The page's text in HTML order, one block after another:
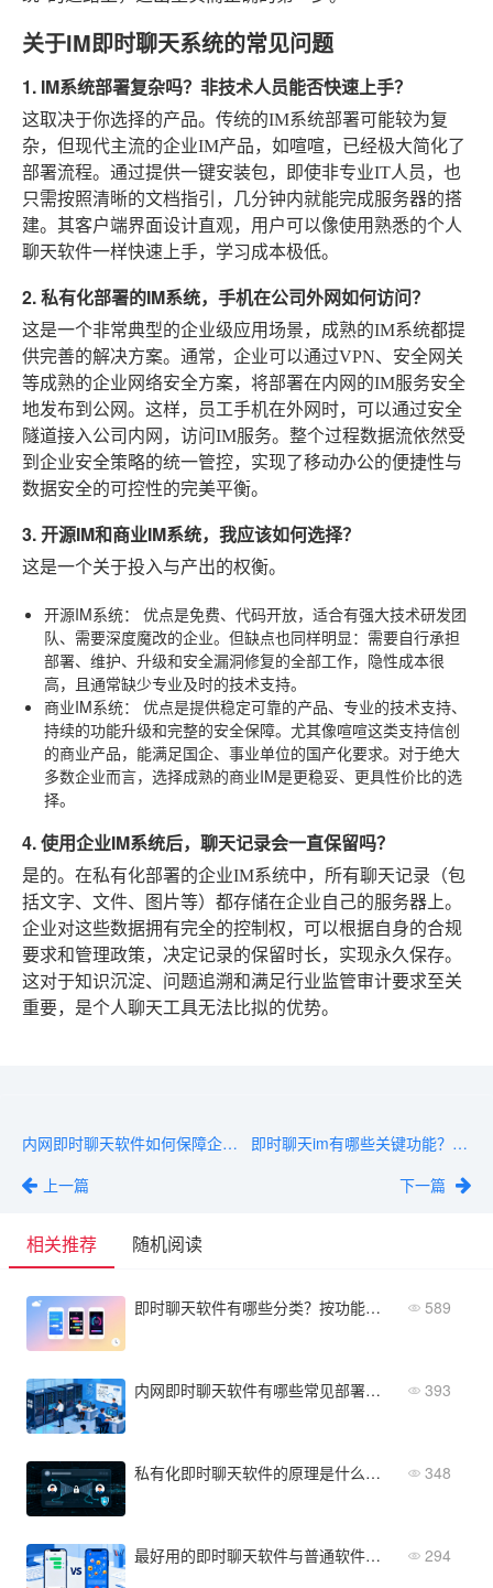
关于IM即时聊天系统的常见问题
1. IM系统部署复杂吗？非技术人员能否快速上手？
这取决于你选择的产品。传统的IM系统部署可能较为复
杂，但现代主流的企业IM产品，如喧喧，已经极大简化了
部署流程。通过提供一键安装包，即使非专业IT人员，也
只需按照清晰的文档指引，几分钟内就能完成服务器的搭
建。其客户端界面设计直观，用户可以像使用熟悉的个人
聊天软件一样快速上手，学习成本极低。
2. 私有化部署的IM系统，手机在公司外网如何访问？
这是一个非常典型的企业级应用场景，成熟的IM系统都提
供完善的解决方案。通常，企业可以通过VPN、安全网关
等成熟的企业网络安全方案，将部署在内网的IM服务安全
地发布到公网。这样，员工手机在外网时，可以通过安全
隧道接入公司内网，访问IM服务。整个过程数据流依然受
到企业安全策略的统一管控，实现了移动办公的便捷性与
数据安全的可控性的完美平衡。
3. 开源IM和商业IM系统，我应该如何选择？
这是一个关于投入与产出的权衡。
开源IM系统：
优点是免费、代码开放，适合有强大技术研发团
队、需要深度魔改的企业。但缺点也同样明显：需要自行承担
部署、维护、升级和安全漏洞修复的全部工作，隐性成本很
高，且通常缺少专业及时的技术支持。
商业IM系统：
优点是提供稳定可靠的产品、专业的技术支持、
持续的功能升级和完整的安全保障。尤其像喧喧这类支持信创
的商业产品，能满足国企、事业单位的国产化要求。对于绝大
多数企业而言，选择成熟的商业IM是更稳妥、更具性价比的选
择。
4. 使用企业IM系统后，聊天记录会一直保留吗？
是的。在私有化部署的企业IM系统中，所有聊天记录（包
括文字、文件、图片等）都存储在企业自己的服务器上。
企业对这些数据拥有完全的控制权，可以根据自身的合规
要求和管理政策，决定记录的保留时长，实现永久保存。
这对于知识沉淀、问题追溯和满足行业监管审计要求至关
重要，是个人聊天工具无法比拟的优势。
内网即时聊天软件如何保障企业信息安全？原理解析与技术实现
上一篇
即时聊天im有哪些关键功能？完整类型大盘点
下一篇
相关推荐 随机阅读
即时聊天软件有哪些分类？按功能、场景和用途全面梳理 589
内网即时聊天软件有哪些常见部署方式？流程与步骤详解 393
私有化即时聊天软件的原理是什么？数据如何安全传输 348
最好用的即时聊天软件与普通软件的区别是什么？深度对比分析 294